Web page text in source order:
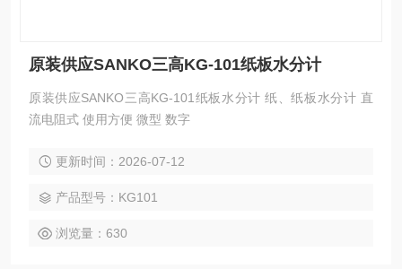
原装供应SANKO三高KG-101纸板水分计
原装供应SANKO三高KG-101纸板水分计 纸、纸板水分计 直
流电阻式 使用方便 微型 数字
更新时间：2026-07-12
产品型号：KG101
浏览量：630